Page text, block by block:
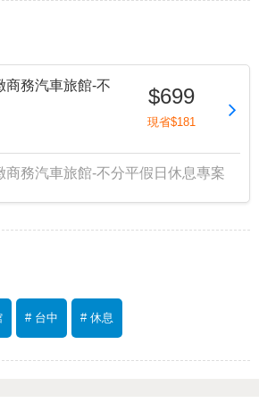
商務汽車旅館-不
$699
現省$181
商務汽車旅館-不分平假日休息專案
# 台中 # 休息